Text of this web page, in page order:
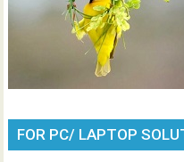
i
o
FOR PC/ LAPTOP